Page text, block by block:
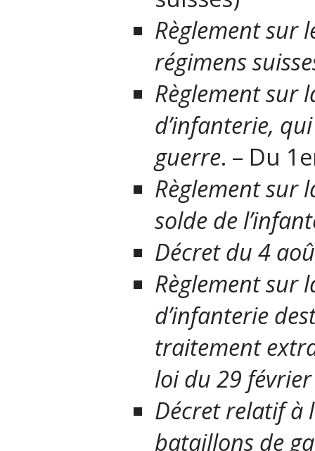
Règlement sur
régimens
Règlementsur
d’infanterie,
guerre. – Du 1
Règlement sur
solde de
Décret du 4
Règlement sur
d’infanterie
traitement
loi du 29
Décret relatif à
bataillons de